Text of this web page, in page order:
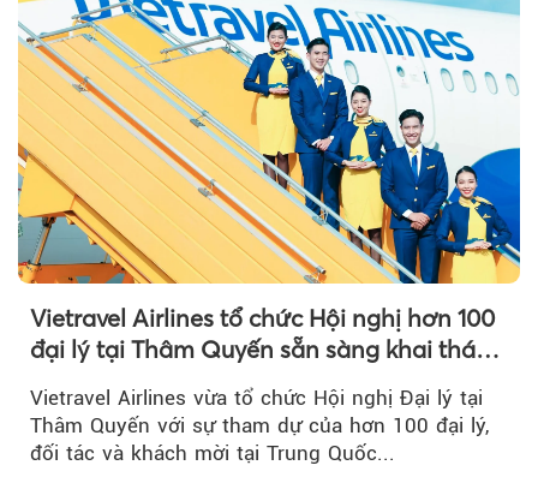
Vietravel Airlines tổ chức Hội nghị hơn 100
đại lý tại Thâm Quyến sẵn sàng khai thác
đường bay thẳng TP.HCM - Thâm Quyến
Vietravel Airlines vừa tổ chức Hội nghị Đại lý tại
Thâm Quyến với sự tham dự của hơn 100 đại lý,
đối tác và khách mời tại Trung Quốc...